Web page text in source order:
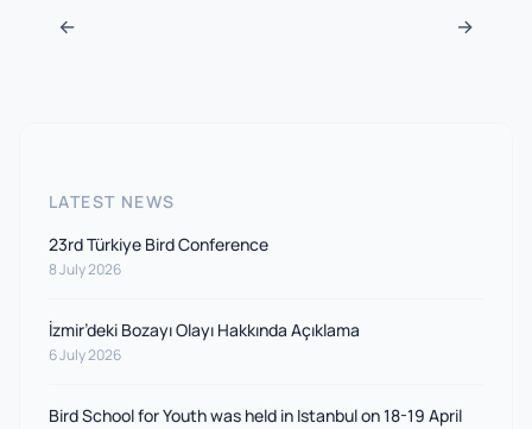
Post navigation
← →
LATEST NEWS
23rd Türkiye Bird Conference
8 July 2026
İzmir’deki Bozayı Olayı Hakkında Açıklama
6 July 2026
Bird School for Youth was held in Istanbul on 18-19 April